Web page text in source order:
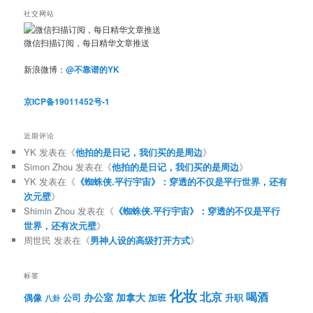
社交网站
微信扫描订阅，每日精华文章推送
新浪微博：@不靠谱的YK
京ICP备19011452号-1
近期评论
YK 发表在《他拍的是日记，我们买的是周边》
Simon Zhou 发表在《他拍的是日记，我们买的是周边》
YK 发表在《 《蜘蛛侠.平行宇宙》：穿透的不仅是平行世界，还有
次元壁》
Shimin Zhou 发表在《 《蜘蛛侠.平行宇宙》：穿透的不仅是平行
世界，还有次元壁》
周世民 发表在《男神人设的高级打开方式》
标签
偶像 八卦 公司 办公室 加拿大 加班 化妆北京 升职 喝酒